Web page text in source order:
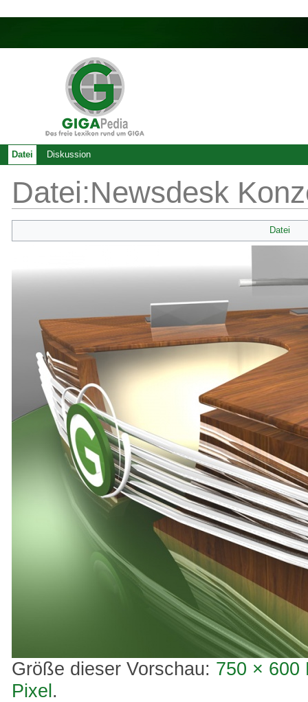
Datei:Newsdesk
Datei
Größe dieser Vorschau: 750 × 600
Pixel.
Datei Diskussion